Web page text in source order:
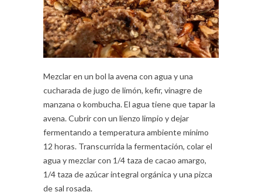
Mezclar en un bol la avena con agua y una
cucharada de jugo de limón, kefir, vinagre de
manzana o kombucha. El agua tiene que tapar la
avena. Cubrir con un lienzo limpio y dejar
fermentando a temperatura ambiente mínimo
12 horas. Transcurrida la fermentación, colar el
agua y mezclar con 1/4 taza de cacao amargo,
1/4 taza de azúcar integral orgánica y una pizca
de sal rosada.